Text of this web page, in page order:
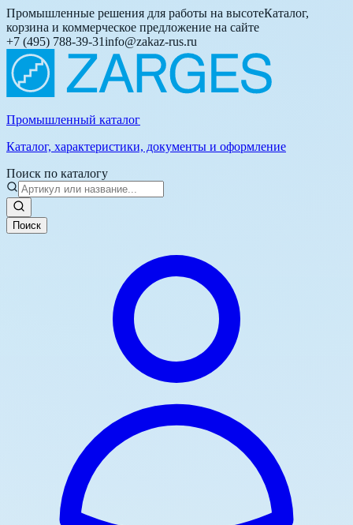
Промышленные решения для работы на высотеКаталог,
корзина и коммерческое предложение на сайте
+7 (495) 788-39-31info@zakaz-rus.ru
Промышленный каталог
Каталог, характеристики, документы и оформление
Поиск по каталогу
Поиск